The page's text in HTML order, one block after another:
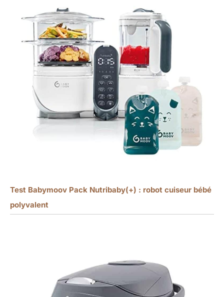
Test Babymoov Pack Nutribaby(+) : robot cuiseur bébé
polyvalent